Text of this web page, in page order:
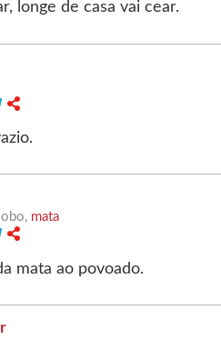
longe de casa vai cear.
mata
mata ao povoado.